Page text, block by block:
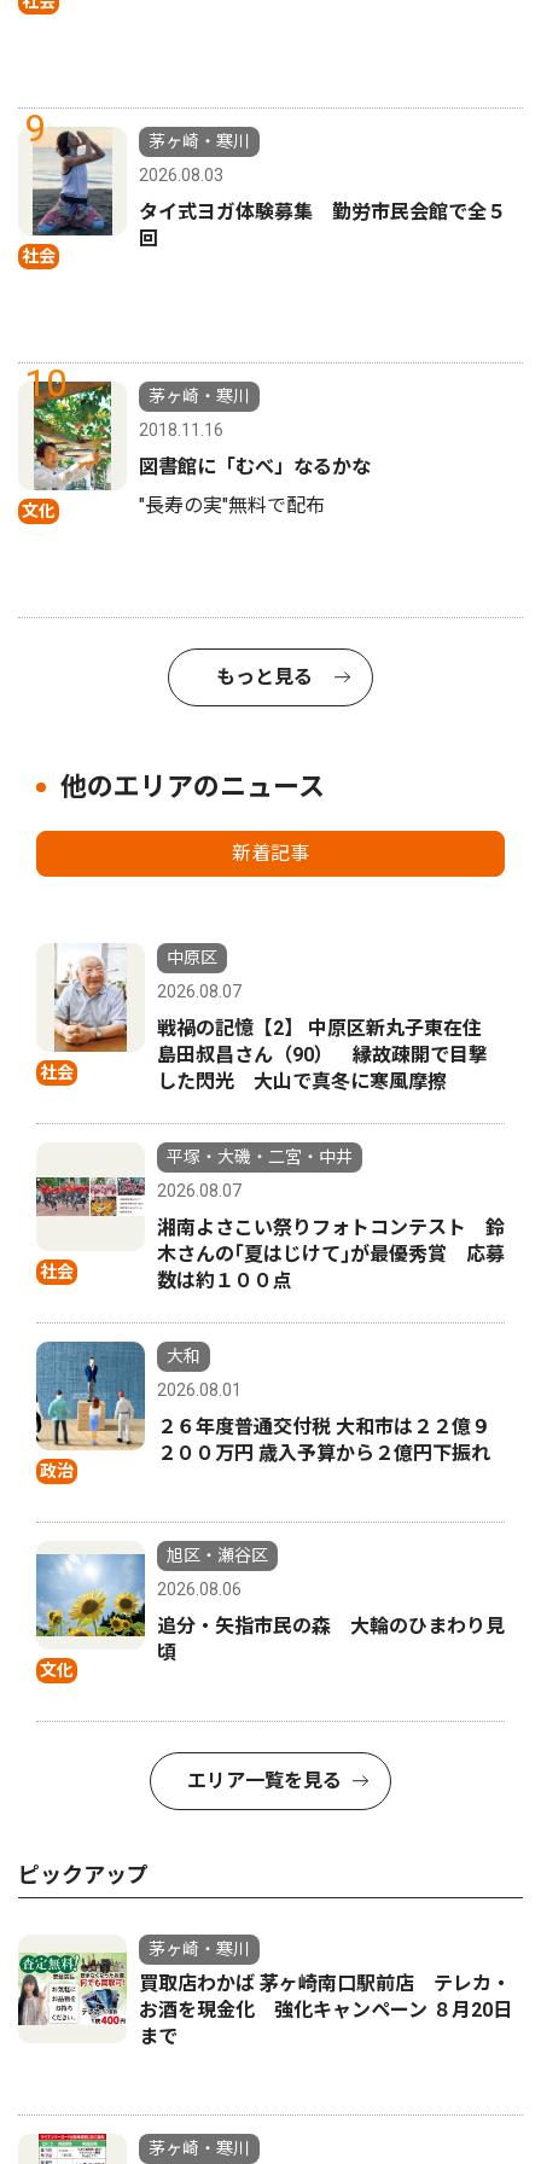
9
社会
茅ヶ崎・寒川
2026.08.03
タイ式ヨガ体験募集 勤労市民会館で全５
回
10
文化
茅ヶ崎・寒川
2018.11.16
図書館に「むべ」なるかな
"長寿の実"無料で配布
もっと見る
他のエリアのニュース
新着記事
社会
中原区
2026.08.07
戦禍の記憶【2】 中原区新丸子東在住
島田叔昌さん（90） 縁故疎開で目撃
した閃光 大山で真冬に寒風摩擦
社会
平塚・大磯・二宮・中井
2026.08.07
湘南よさこい祭りフォトコンテスト 鈴
木さんの｢夏はじけて｣が最優秀賞 応募
数は約１００点
政治
大和
2026.08.01
２６年度普通交付税 大和市は２２億９
２００万円 歳入予算から２億円下振れ
文化
旭区・瀬谷区
2026.08.06
追分・矢指市民の森 大輪のひまわり見
頃
エリア一覧を見る
ピックアップ
茅ヶ崎・寒川
買取店わかば 茅ヶ崎南口駅前店 テレカ・
お酒を現金化 強化キャンペーン ８月20日
まで
茅ヶ崎・寒川